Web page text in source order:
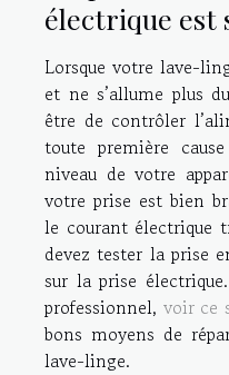
électrique est
Lorsque votre lave-
et ne s’allume plus
être de contrôler
toute première
niveau de votre
votre prise est bien
le courant électrique
devez tester la prise
sur la prise
professionnel, voir ce
bons moyens de
lave-linge.